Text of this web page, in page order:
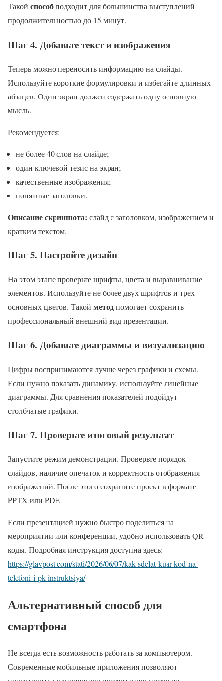
Такой способподходит для большинства выступлений
продолжительностью до 15 минут.
Шаг 4. Добавьте текст и изображения
Теперь можно переносить информацию на слайды.
Используйте короткие формулировки и избегайте длинных
абзацев. Один экран должен содержать одну основную
мысль.
Рекомендуется:
не более 40 слов на слайде;
один ключевой тезис на экран;
качественные изображения;
понятные заголовки.
Описание скриншота: слайд с заголовком, изображением и
кратким текстом.
Шаг 5. Настройте дизайн
На этом этапе проверьте шрифты, цвета и выравнивание
элементов. Используйте не более двух шрифтов и трех
основных цветов. Такой методпомогает сохранить
профессиональный внешний вид презентации.
Шаг 6. Добавьте диаграммы и визуализацию
Цифры воспринимаются лучше через графики и схемы.
Если нужно показать динамику, используйте линейные
диаграммы. Для сравнения показателей подойдут
столбчатые графики.
Шаг 7. Проверьте итоговый результат
Запустите режим демонстрации. Проверьте порядок
слайдов, наличие опечаток и корректность отображения
изображений. После этого сохраните проект в формате
PPTX или PDF.
Если презентацией нужно быстро поделиться на
мероприятии или конференции, удобно использовать QR-
коды. Подробная инструкция доступна здесь:
https://glavpost.com/stati/2026/06/07/kak-sdelat-kuar-kod-na-
telefoni-i-pk-instruktsiya/
Альтернативный способ для
смартфона
Не всегда есть возможность работать за компьютером.
Современные мобильные приложения позволяют